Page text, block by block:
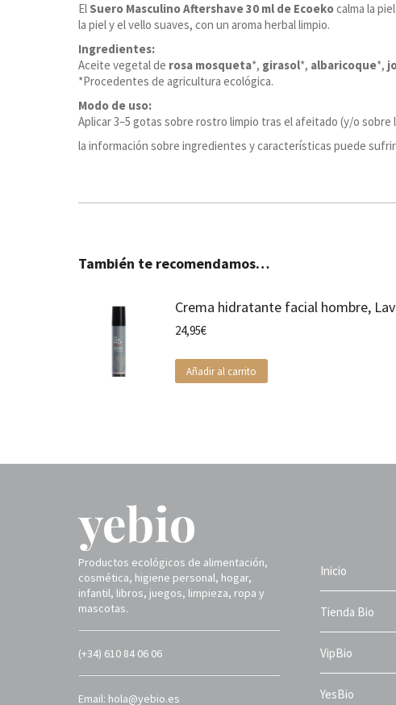
El Suero Masculino Aftershave 30 ml de Ecoekocalma la
la piel y el vello suaves, con un aroma herbal limpio.
Ingredientes:
Aceite vegetal de rosa mosqueta*, girasol*, albaricoque*,
*Procedentes de agricultura ecológica.
Modo de uso:
Aplicar 3–5 gotas sobre rostro limpio tras el afeitado (y/o
la información sobre ingredientes y características puede
También te recomendamos…
Crema hidratante facial hombre,
24,95€
Añadir al carrito
Productos ecológicos de alimentación,
cosmética, higiene personal, hogar,
infantil, libros, juegos, limpieza, ropa y
mascotas.
(+34) 610 84 06 06
Email: hola@yebio.es
Inicio
Tienda Bio
VipBio
YesBio